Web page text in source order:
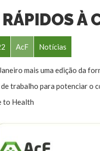
À
AcF Notícias
mais uma edição da
trabalho para potenciar o
to Health